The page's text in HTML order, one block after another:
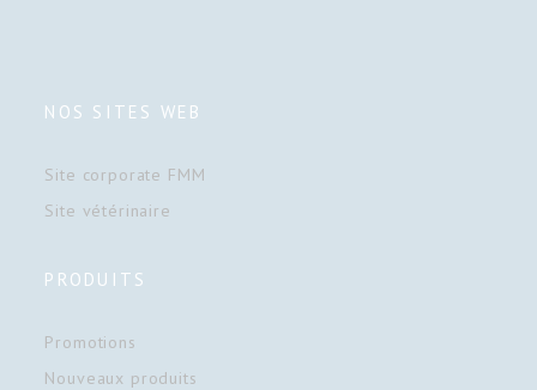
NOS SITES WEB
Site corporate FMM
Site vétérinaire
PRODUITS
Promotions
Nouveaux produits